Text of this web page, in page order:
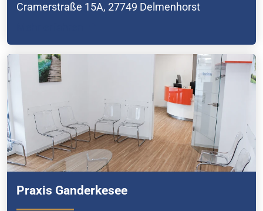
Cramerstraße 15A, 27749 Delmenhorst
Praxis Ganderkesee